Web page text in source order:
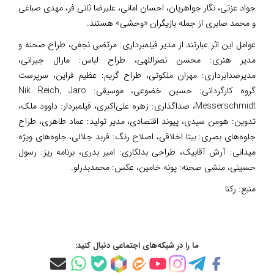
جواد عزتی، نگار جواهریان، احسان امانی، علیرضا ثانی فر، مهدی صباغی
و محمد صابری از جمله بازیگران «وحشی» هستند.
عوامل این اثر عبارتند از مدیر فیلمبرداری: مرتضی نجفی، طراح صحنه و
مدیر هنری: محسن نصراللهی، طراح لباس: مارال جیرانی،
مدیرصدابرداری: مهران ملکوتی، طراح گریم: عظیم فراین، سرپرست
گروه کارگردانی: حسین خضوعی، موسیقی: Nik Reich, Jaro
Messerschmidt، صداگذاری: زهره علی‌اکبری، فیلمبردار: داوود ملک،
تدوین: هومن سیدی، پیوند اقتصادی، مدیر تولید: عماد طاهری، طراح
جلوه‌های بصری: بیتا اخلاقی، اصلاح رنگ: فربد جلالی، جلوه‌های ویژه
میدانی: آرش آقابیک، طراحی بدلکاری: امیر بدری، برنامه ریز: رسول
حسینی، منشی صحنه: پونه خامین، عکس: محمدبدرلو.
منبع: رکنا
ما را در شبکه‌های اجتماعی دنبال کنید: